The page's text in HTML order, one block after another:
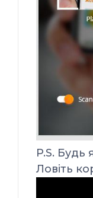
P.S.
Ловіть